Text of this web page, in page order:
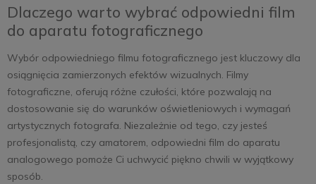
Dlaczego warto wybrać odpowiedni film
do aparatu fotograficznego
Wybór odpowiedniego filmu fotograficznego jest kluczowy dla
osiągnięcia zamierzonych efektów wizualnych. Filmy
fotograficzne, oferują różne czułości, które pozwalają na
dostosowanie się do warunków oświetleniowych i wymagań
artystycznych fotografa. Niezależnie od tego, czy jesteś
profesjonalistą, czy amatorem, odpowiedni film do aparatu
analogowego pomoże Ci uchwycić piękno chwili w wyjątkowy
sposób.